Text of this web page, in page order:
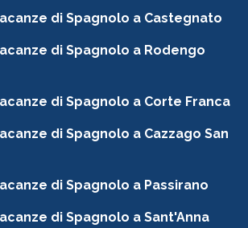
di Spagnolo a Castegnato
di Spagnolo a Rodengo
di Spagnolo a Corte Franca
di Spagnolo a Cazzago San
di Spagnolo a Passirano
di Spagnolo a Sant'Anna